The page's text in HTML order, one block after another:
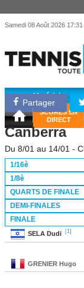
Samedi 08 Août 2026 17:31
Matériel
SCORES EN
DIRECT
Partager
Canberra
Du 8/01 au 14/01 -
1/16è
1/8è
QUARTS DE FINALE
DEMI-FINALES
FINALE
SELA Dudi [1]
GRENIER Hugo